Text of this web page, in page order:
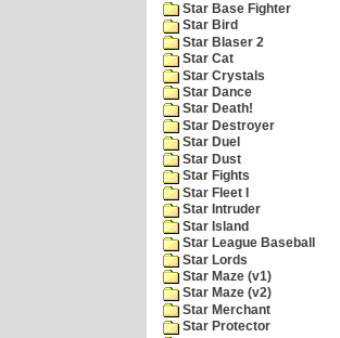
Star Base Fighter
Star Bird
Star Blaser 2
Star Cat
Star Crystals
Star Dance
Star Death!
Star Destroyer
Star Duel
Star Dust
Star Fights
Star Fleet I
Star Intruder
Star Island
Star League Baseball
Star Lords
Star Maze (v1)
Star Maze (v2)
Star Merchant
Star Protector